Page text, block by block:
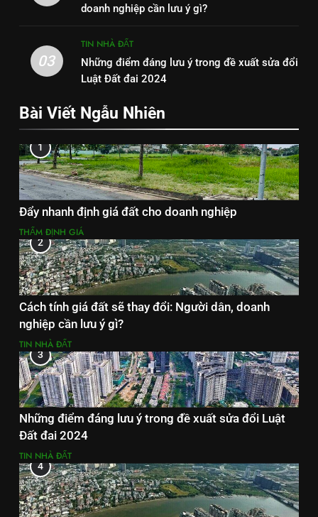
doanh nghiệp cần lưu ý gì?
03
TIN NHÀ ĐẤT
Những điểm đáng lưu ý trong đề xuất sửa đổi
Luật Đất đai 2024
Bài Viết Ngẫu Nhiên
1
Đẩy nhanh định giá đất cho doanh nghiệp
THẨM ĐỊNH GIÁ
2
Cách tính giá đất sẽ thay đổi: Người dân, doanh
nghiệp cần lưu ý gì?
TIN NHÀ ĐẤT
3
Những điểm đáng lưu ý trong đề xuất sửa đổi Luật
Đất đai 2024
TIN NHÀ ĐẤT
4